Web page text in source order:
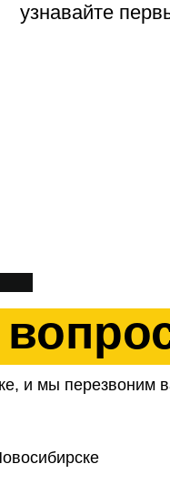
узнавайте
и мы перезвоним